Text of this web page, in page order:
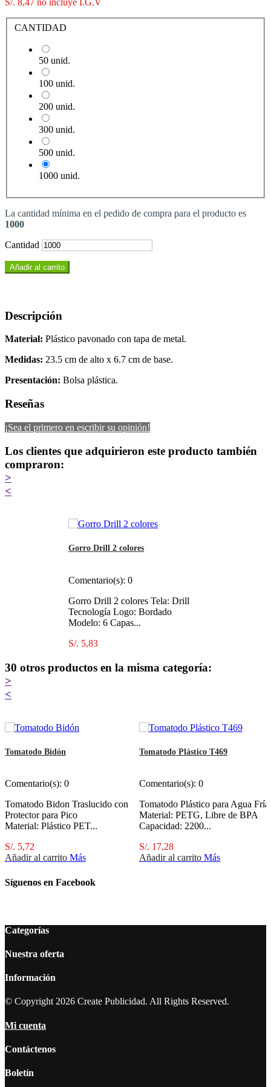
S/. 8,47 no incluye I.G.V
CANTIDAD
50 unid.
100 unid.
200 unid.
300 unid.
500 unid.
1000 unid.
La cantidad mínima en el pedido de compra para el producto es
1000
Cantidad
Añadir al carrito
Descripción
Material: Plástico pavonado con tapa de metal.
Medidas: 23.5 cm de alto x 6.7 cm de base.
Presentación: Bolsa plástica.
Reseñas
¡Sea el primero en escribir su opinión!
Los clientes que adquirieron este producto también
compraron:
>
<
Gorro Drill 2 colores
Comentario(s): 0
Gorro Drill 2 colores Tela: Drill
Tecnología Logo: Bordado
Modelo: 6 Capas...
S/. 5,83
30 otros productos en la misma categoría:
>
<
Tomatodo Bidón
Comentario(s): 0
Tomatodo Bidon Traslucido con
Protector para Pico
Material: Plástico PET...
S/. 5,72
Añadir al carrito Más
Tomatodo Plástico T469
Comentario(s): 0
Tomatodo Plástico para Agua Fría
Material: PETG, Libre de BPA
Capacidad: 2200...
S/. 17,28
Añadir al carrito Más
Síguenos en Facebook
Categorías
Nuestra oferta
Información
© Copyright 2026 Create Publicidad. All Rights Reserved.
Mi cuenta
Contáctenos
Boletín